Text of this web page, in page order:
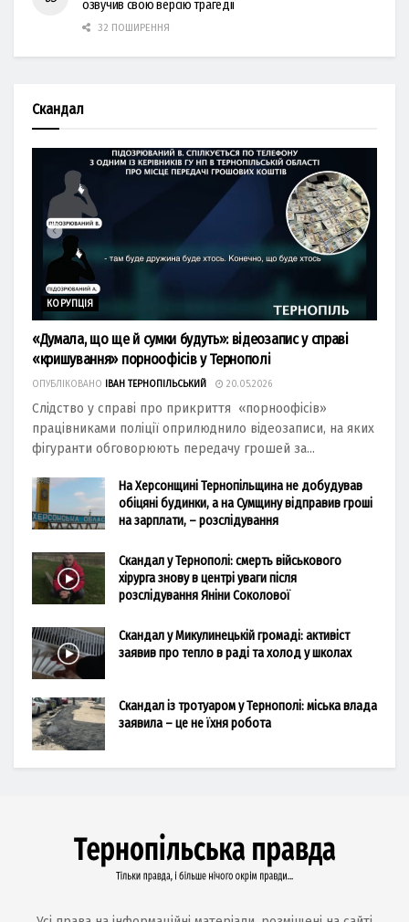
озвучив свою версію трагедії
32 ПОШИРЕННЯ
Скандал
КОРУПЦІЯ
«Думала, що ще й сумки будуть»: відеозапис у справі
«кришування» порноофісів у Тернополі
ОПУБЛІКОВАНО ІВАН ТЕРНОПІЛЬСЬКИЙ 20.05.2026
Слідство у справі про прикриття «порноофісів»
працівниками поліції оприлюднило відеозаписи, на яких
фігуранти обговорюють передачу грошей за...
На Херсонщині Тернопільщина не добудував
обіцяні будинки, а на Сумщину відправив гроші
на зарплати, – розслідування
Скандал у Тернополі: смерть військового
хірурга знову в центрі уваги після
розслідування Яніни Соколової
Скандал у Микулинецькій громаді: активіст
заявив про тепло в раді та холод у школах
Скандал із тротуаром у Тернополі: міська влада
заявила – це не їхня робота